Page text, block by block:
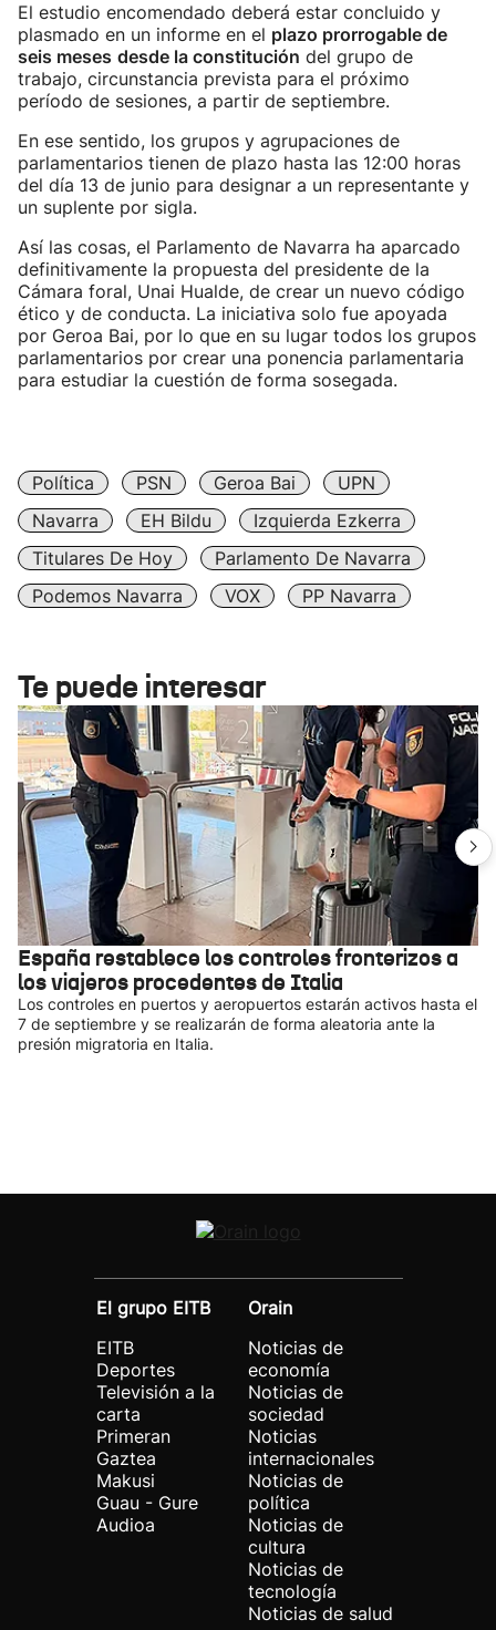
El estudio encomendado deberá estar concluido y
plasmado en un informe en el plazo prorrogable de
seis meses desde la constitución del grupo de
trabajo, circunstancia prevista para el próximo
período de sesiones, a partir de septiembre.
En ese sentido, los grupos y agrupaciones de
parlamentarios tienen de plazo hasta las 12:00 horas
del día 13 de junio para designar a un representante y
un suplente por sigla.
Así las cosas, el Parlamento de Navarra ha aparcado
definitivamente la propuesta del presidente de la
Cámara foral, Unai Hualde, de crear un nuevo código
ético y de conducta. La iniciativa solo fue apoyada
por Geroa Bai, por lo que en su lugar todos los grupos
parlamentarios por crear una ponencia parlamentaria
para estudiar la cuestión de forma sosegada.
Política PSN Geroa Bai
UPN
Navarra
EH Bildu
Izquierda Ezkerra
Titulares De Hoy
Parlamento De Navarra
Podemos Navarra
VOX PP Navarra
Te puede interesar
España restablece los controles fronterizos a
los viajeros procedentes de Italia
Los controles en puertos y aeropuertos estarán activos hasta el
7 de septiembre y se realizarán de forma aleatoria ante la
presión migratoria en Italia.
El grupo EITB
EITB
Deportes
Televisión a la
carta
Primeran
Gaztea
Makusi
Guau - Gure
Audioa
Orain
Noticias de
economía
Noticias de
sociedad
Noticias
internacionales
Noticias de
política
Noticias de
cultura
Noticias de
tecnología
Noticias de salud